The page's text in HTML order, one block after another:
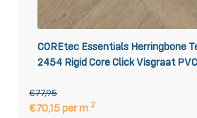
COREtec Essentials Herringbone
2454 Rigid Core Click Visgraat PVC
€77,95
€70,15 per m 2